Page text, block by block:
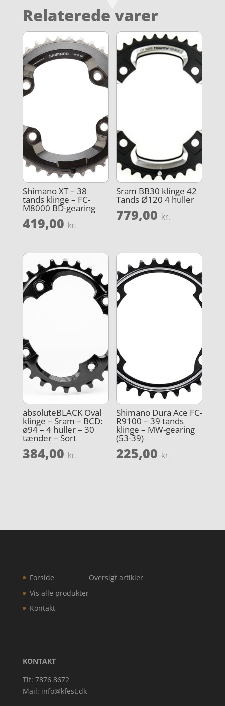
Relaterede varer
Shimano XT – 38
tands klinge – FC-
M8000 BD-gearing
419,00 kr.
Sram BB30 klinge 42
Tands Ø120 4 huller
779,00 kr.
absoluteBLACK Oval
klinge – Sram – BCD:
ø94 – 4 huller – 30
tænder – Sort
384,00 kr.
Shimano Dura Ace FC-
R9100 – 39 tands
klinge – MW-gearing
(53-39)
225,00 kr.
Forside
Vis alle produkter
Kontakt
Oversigt artikler
KONTAKT
Tlf: 7876 8672
Mail: info@kfest.dk